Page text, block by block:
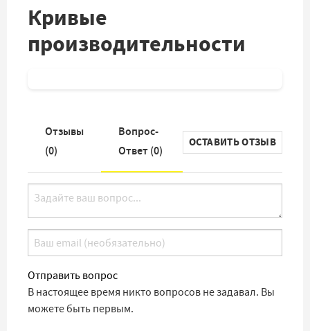
Кривые
производительности
Отзывы
(0)
Вопрос-
Ответ (0)
ОСТАВИТЬ ОТЗЫВ
Отправить вопрос
В настоящее время никто вопросов не задавал. Вы
можете быть первым.